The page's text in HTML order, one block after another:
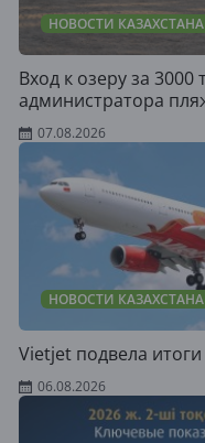
НОВОСТИ КАЗАХСТАНА
Вход к озеру за
администратора
07.08.2026
НОВОСТИ КАЗАХСТАНА
Vietjet подвела
06.08.2026